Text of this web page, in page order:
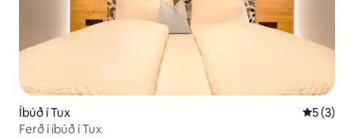
Íbúð í Tux 5 af 5 í
5 (3)
Ferð í íbúð í Tux